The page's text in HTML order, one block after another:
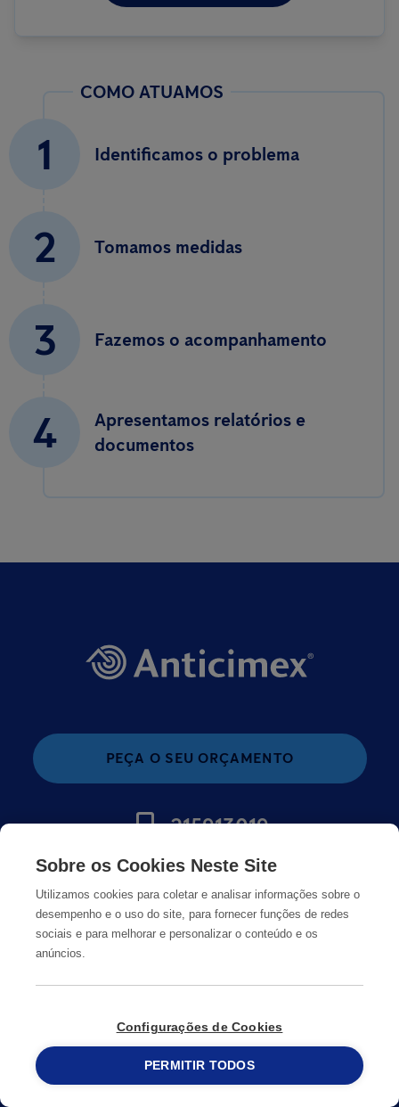
COMO ATUAMOS
1 Identificamos o problema
2 Tomamos medidas
3 Fazemos o acompanhamento
4
Apresentamos relatórios e
documentos
PEÇA O SEU ORÇAMENTO
215913019
MUDAR PAÍS
215 913 019
Sobre os Cookies Neste Site
Utilizamos cookies para coletar e analisar informações sobre o
desempenho e o uso do site, para fornecer funções de redes
sociais e para melhorar e personalizar o conteúdo e os
anúncios.
Configurações de Cookies
PERMITIR TODOS